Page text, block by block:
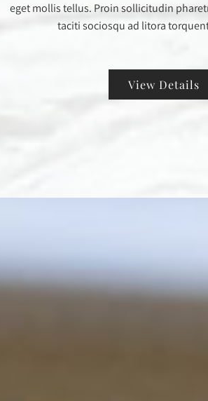
eget mollis tellus. Proin sollicitudin
taciti sociosqu ad litora
View Details